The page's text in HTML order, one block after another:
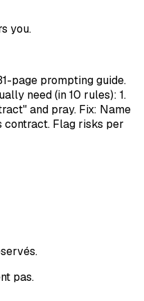
you.
page prompting guide.
need (in 10 rules): 1.
and pray. Fix: Name
Flag risks per
pas.